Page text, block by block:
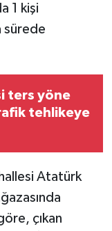
1 kişi
sürede
ters yöne
tehlikeye
Atatürk
çıkan